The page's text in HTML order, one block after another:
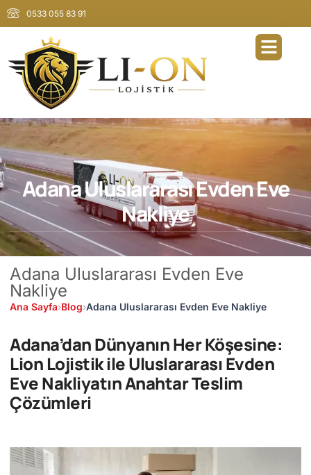
0533 055 83 91
Adana Uluslararası Evden Eve
Nakliye
Adana Uluslararası Evden Eve
Nakliye
Ana Sayfa›Blog›Adana Uluslararası Evden Eve Nakliye
Adana’dan Dünyanın Her Köşesine:
Lion Lojistik ile Uluslararası Evden
Eve Nakliyatın Anahtar Teslim
Çözümleri